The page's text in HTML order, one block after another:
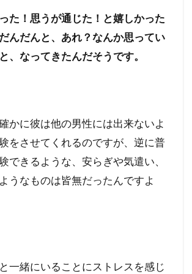
た！思うが通じた！と嬉しかった
んだんと、あれ？なんか思ってい
、なってきたんだそうです。
かに彼は他の男性には出来ないよ
をさせてくれるのですが、逆に普
できるような、安らぎや気遣い、
うなものは皆無だったんですよ
一緒にいることにストレスを感じ